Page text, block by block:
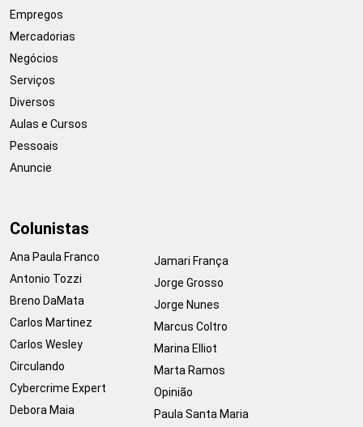
Empregos
Mercadorias
Negócios
Serviços
Diversos
Aulas e Cursos
Pessoais
Anuncie
Colunistas
Ana Paula Franco
Antonio Tozzi
Breno DaMata
Carlos Martinez
Carlos Wesley
Circulando
Cybercrime Expert
Debora Maia
Jamari França
Jorge Grosso
Jorge Nunes
Marcus Coltro
Marina Elliot
Marta Ramos
Opinião
Paula Santa Maria